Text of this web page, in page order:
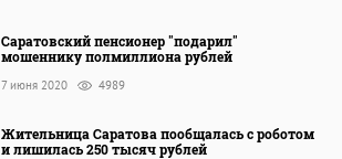
Саратовский пенсионер "подарил"
мошеннику полмиллиона рублей
7 июня 2020 4989
Жительница Саратова пообщалась с роботом
и лишилась 250 тысяч рублей